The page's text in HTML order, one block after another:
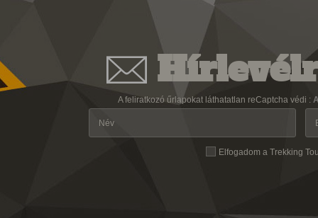
A feliratkozó űrlapokat láthatatlan reCaptcha védi :
Elfogadom a Trekking